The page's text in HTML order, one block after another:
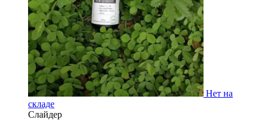
Нет на
складе
Слайдер